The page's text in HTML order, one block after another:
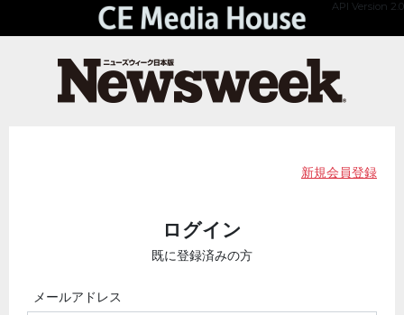
API Version 2.0
新規会員登録
ログイン
既に登録済みの方
メールアドレス